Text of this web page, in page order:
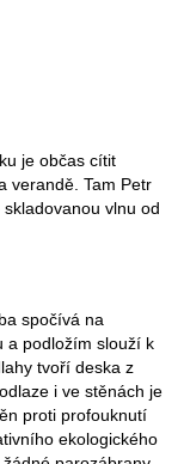
je občas cítit
verandě. Tam Petr
vlnu od
spočívá na
a podložím slouží k
tvoří deska z
i ve stěnách je
proti profouknutí
ekologického